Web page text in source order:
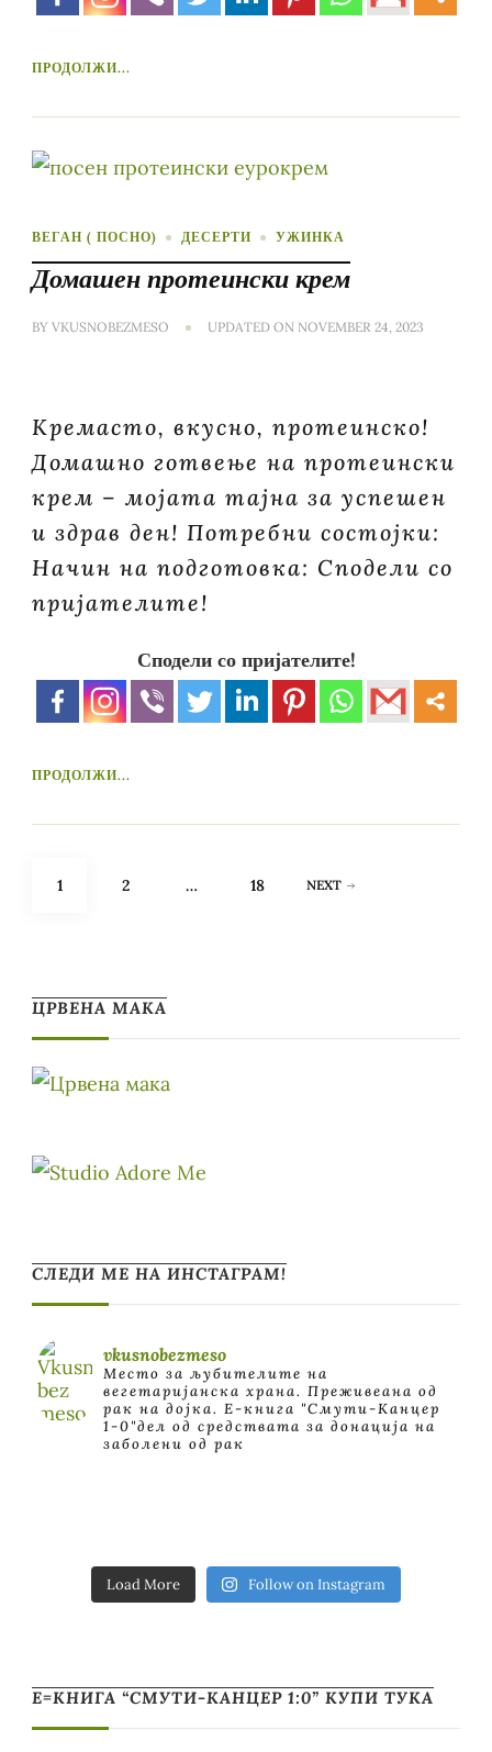
ПРОДОЛЖИ...
ВЕГАН ( ПОСНО) ДЕСЕРТИ УЖИНКА
Домашен протеински крем
BY VKUSNOBEZMESO UPDATED ON NOVEMBER 24, 2023
Кремасто, вкусно, протеинско!
Домашно готвење на протеински
крем – мојата тајна за успешен
и здрав ден! Потребни состојки:
Начин на подготовка: Сподели со
пријателите!
Сподели со пријателите!
ПРОДОЛЖИ...
Posts
PAGE
1 PAGE
2 … PAGE
18 NEXT
ЦРВЕНА МАКА
СЛЕДИ МЕ НА ИНСТАГРАМ!
vkusnobezmeso
Место за љубителите на
вегетаријанска храна. Преживеана од
рак на дојка. E-книга "Смути-Канцер
1-0"дел од средствата за донација на
заболени од рак
Load More Follow on Instagram
Е=КНИГА “СМУТИ-КАНЦЕР 1:0” КУПИ ТУКА